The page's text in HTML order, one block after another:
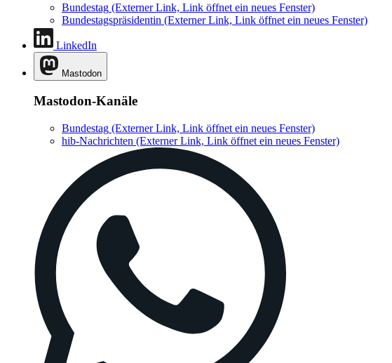
Bundestag (Externer Link, Link öffnet ein neues Fenster)
Bundestagspräsidentin (Externer Link, Link öffnet ein neues Fenster)
LinkedIn
Mastodon
Mastodon-Kanäle
Bundestag (Externer Link, Link öffnet ein neues Fenster)
hib-Nachrichten (Externer Link, Link öffnet ein neues Fenster)